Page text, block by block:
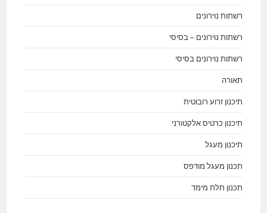
רשתות נוירונים
רשתות נוירונים – בסיסי
רשתות נוירונים בסיסי
תאורה
תיכנון זרוע רובוטית
תיכנון כרטיס אלקטורני
תיכנון מעגל
תכנון מעגל מודפס
תכנון תלת מימד